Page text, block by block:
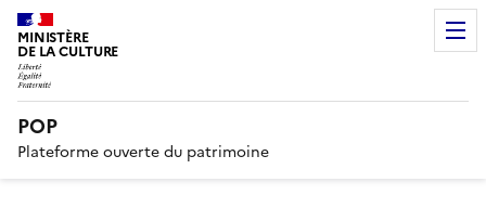
MINISTÈRE
DE LA CULTURE
POP
Plateforme ouverte du patrimoine